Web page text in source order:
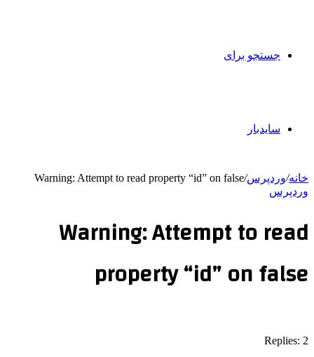
جستجو برای
سایدبار
خانه/وردپرس/
Warning: Attempt to read property “id” on false
وردپرس
Warning: Attempt to read
property “id” on false
Replies: 2